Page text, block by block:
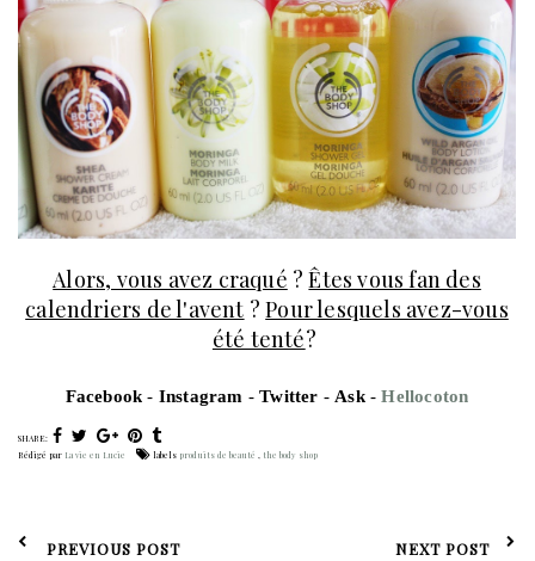
Alors, vous avez craqué ?Êtes vous fan des
calendriers de l'avent ?Pour lesquels avez-vous
été tenté?
Facebook - Instagram -Twitter - Ask-Hellocoton
SHARE:
Rédigé par La vie en Lucie labels produits de beauté , the body shop
PREVIOUS POST NEXT POST